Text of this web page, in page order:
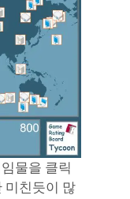
물을 클릭
미친듯이 많